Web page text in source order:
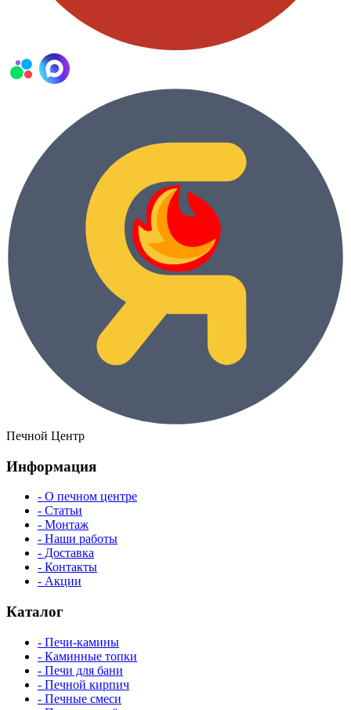
Печной Центр
Информация
- О печном центре
- Статьи
- Монтаж
- Наши работы
- Доставка
- Контакты
- Акции
Каталог
- Печи-камины
- Каминные топки
- Печи для бани
- Печной кирпич
- Печные смеси